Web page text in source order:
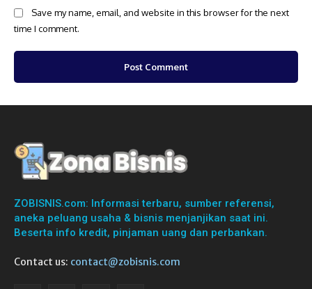
Save my name, email, and website in this browser for the next
time I comment.
ZOBISNIS.com: Informasi terbaru, sumber referensi,
aneka peluang usaha & bisnis menjanjikan saat ini.
Beserta info kredit, pinjaman uang dan perbankan.
Contact us: contact@zobisnis.com